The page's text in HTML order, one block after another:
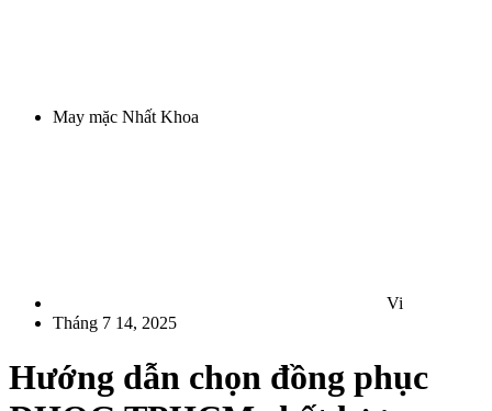
May mặc Nhất Khoa
Vi
Tháng 7 14, 2025
Hướng dẫn chọn đồng phục